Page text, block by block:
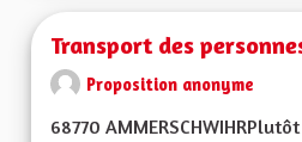
Transport des
Proposition anonyme
68770